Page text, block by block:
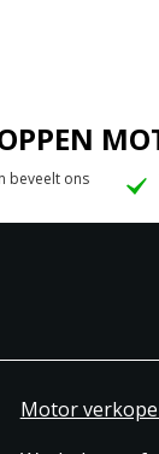
beveelt ons
Motor